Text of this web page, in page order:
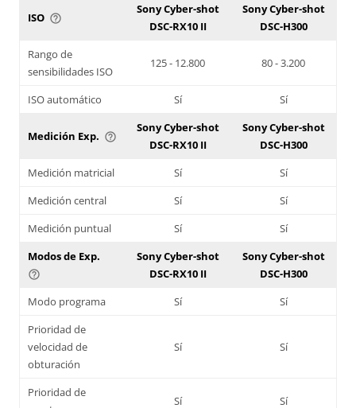
ISO help_outline
Sony Cyber-shot
DSC-RX10 II
Sony Cyber-shot
DSC-H300
Rango de
sensibilidades ISO
125 - 12.800 80 - 3.200
ISO automático Sí Sí
Medición Exp. help_outline
Sony Cyber-shot
DSC-RX10 II
Sony Cyber-shot
DSC-H300
Medición matricial
Sí
Sí
Medición central
Sí
Sí
Medición puntual
Sí
Sí
Modos de Exp.
help_outline
Sony Cyber-shot
DSC-RX10 II
Sony Cyber-shot
DSC-H300
Modo programa
Sí
Sí
Prioridad de
velocidad de
obturación
Sí Sí
Prioridad de
Sí Sí